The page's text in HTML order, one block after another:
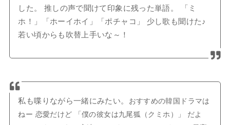
した。 推しの声で聞けて印象に残った単語。 「ミ
ホ！」「ホーイホイ」「ポチャコ」 少し歌も聞けた♪
若い頃からも吹替上手いな～！
私も喋りながら一緒にみたい。 おすすめの韓国ドラマは
ねー 恋愛だけど 「僕の彼女は九尾狐（クミホ）」 だよ